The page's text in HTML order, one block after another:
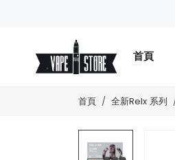
首頁
首頁 全新Relx 系列